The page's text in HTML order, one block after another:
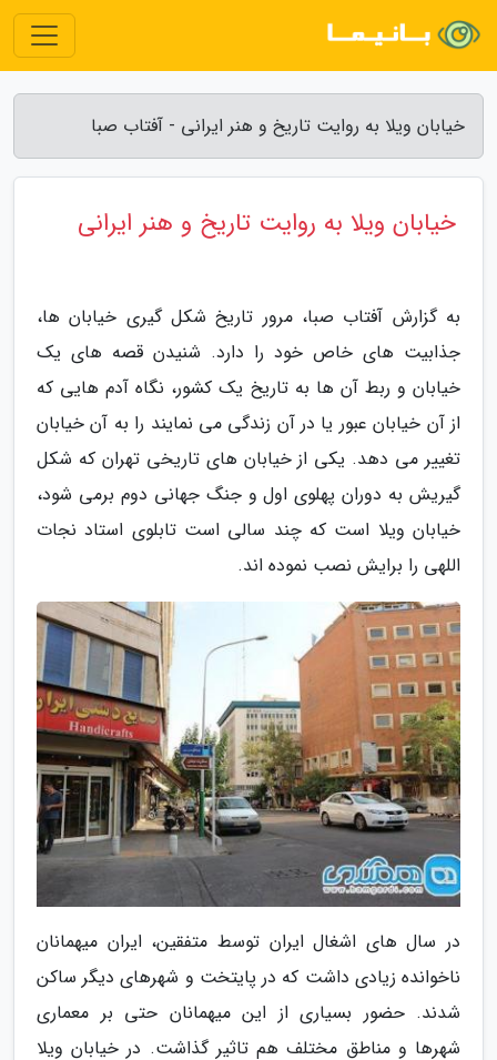
خیابان ویلا به روایت تاریخ و هنر ایرانی - آفتاب صبا
خیابان ویلا به روایت تاریخ و هنر ایرانی
به گزارش آفتاب صبا، مرور تاریخ شکل گیری خیابان ها،
جذابیت های خاص خود را دارد. شنیدن قصه های یک
خیابان و ربط آن ها به تاریخ یک کشور، نگاه آدم هایی که
از آن خیابان عبور یا در آن زندگی می نمایند را به آن خیابان
تغییر می دهد. یکی از خیابان های تاریخی تهران که شکل
گیریش به دوران پهلوی اول و جنگ جهانی دوم برمی شود،
خیابان ویلا است که چند سالی است تابلوی استاد نجات
اللهی را برایش نصب نموده اند.
در سال های اشغال ایران توسط متفقین، ایران میهمانان
ناخوانده زیادی داشت که در پایتخت و شهرهای دیگر ساکن
شدند. حضور بسیاری از این میهمانان حتی بر معماری
شهرها و مناطق مختلف هم تاثیر گذاشت. در خیابان ویلا